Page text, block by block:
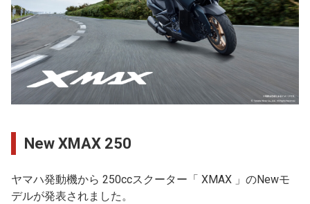
New XMAX 250
ヤマハ発動機から 250ccスクーター「 XMAX 」のNewモ
デルが発表されました。